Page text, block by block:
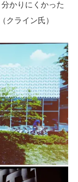
かりにくかった
ライン氏）